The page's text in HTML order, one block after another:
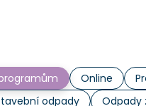
Online
odpady Odpady